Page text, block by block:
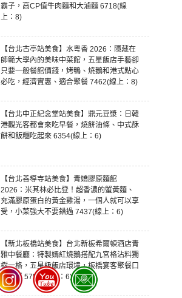
霸子，高CP值牛肉麵和大滷麵 6718(線
上：8)
【台北古亭站美食】水粵香 2026：隱藏在
師範大學內的美味中菜館，五星飯店手藝卻
只要一般餐館價錢，烤鴨、燒鵝和港式點心
必吃，經濟實惠、適合聚餐 7462(線上：8)
【台北中正紀念堂站美食】鼎元豆漿：日韓
港觀光客都會來吃早餐，燒餅油條、中式酥
餅和飯糰吃起來 6354(線上：6)
【台北善導寺站美食】青嬌膠原麵館
2026：米其林必比登！超香濃的蟹黃麵、
充滿膠原蛋白的黃金雞湯，一個人就可以享
受，小菜強大不要錯過 7437(線上：6)
【新北板橋站美食】台北新板希爾頓酒店青
雅中餐廳：特製嫣紅燒鵝搭配九宮格沾料獨
樹一格，五星級飯店環境，板橋宴客聚餐口
袋名單 5753(線上：6)